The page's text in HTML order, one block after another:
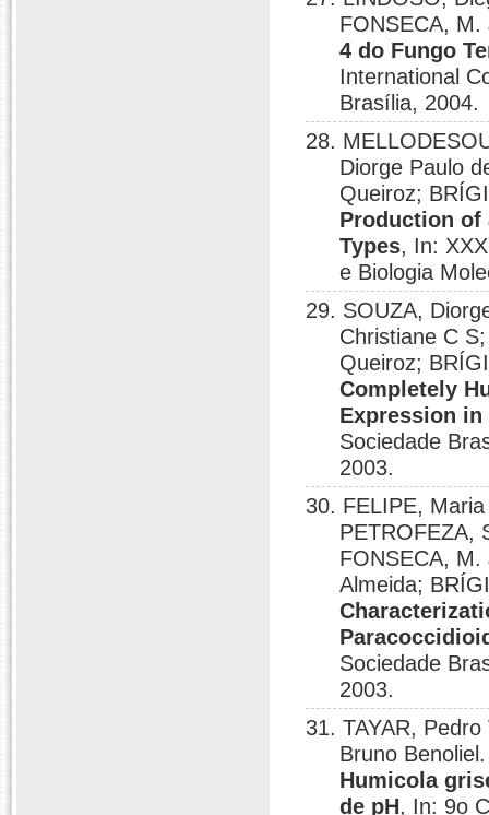
FONSECA,
4 do Fungo
International
Brasília, 2004.
28.
Diorge Paulo
Queiroz;
Production of
Types, In:
e Biologia
29. SOUZA,
Christiane C
Queiroz;
Completely
Expression in
Sociedade
2003.
30. FELIPE,
PETROFEZA,
FONSECA,
Almeida;
Sociedade
2003.
31. TAYAR,
Bruno
Humicola
de pH, In: 9o